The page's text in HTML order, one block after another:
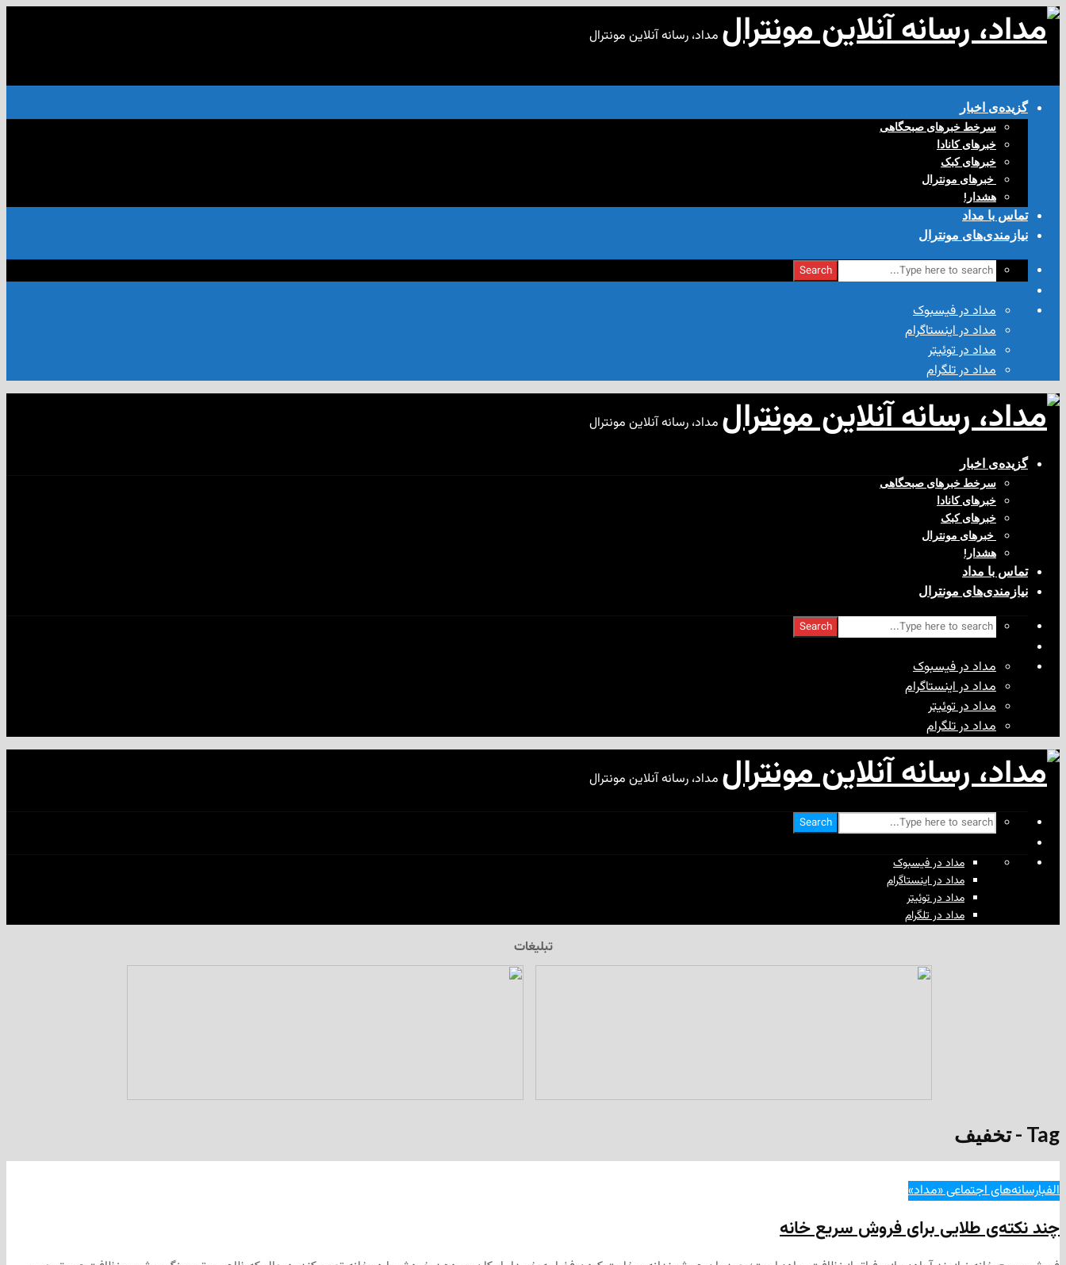
مداد، رسانه آنلاین مونترال
گزیده‌ی‌ اخبار
سرخط خبرهای صبحگاهی
خبرهای کانادا
خبرهای کبک
‌ خبرهای مونترال
هشدار!
تماس با مداد
نیازمندی‌های مونترال
Search
مداد در فیسبوک
مداد در اینستاگرام
مداد در توئیتر
مداد در تلگرام
مداد، رسانه آنلاین مونترال
گزیده‌ی‌ اخبار
سرخط خبرهای صبحگاهی
خبرهای کانادا
خبرهای کبک
‌ خبرهای مونترال
هشدار!
تماس با مداد
نیازمندی‌های مونترال
Search
مداد در فیسبوک
مداد در اینستاگرام
مداد در توئیتر
مداد در تلگرام
مداد، رسانه آنلاین مونترال
Search
مداد در فیسبوک
مداد در اینستاگرام
مداد در توئیتر
مداد در تلگرام
تبلیغات
Tag - تخفیف
الفبارسانه‌های اجتماعی «مداد»
چند نکته‌ی طلایی برای فروش سریع خانه